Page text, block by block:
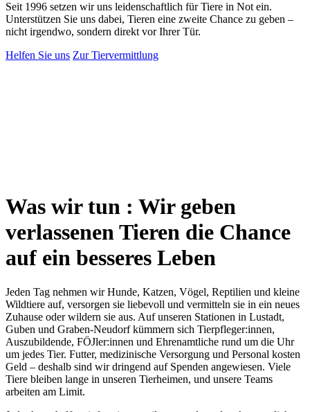
Seit 1996 setzen wir uns leidenschaftlich für Tiere in Not ein.
Unterstützen Sie uns dabei, Tieren eine zweite Chance zu geben –
nicht irgendwo, sondern direkt vor Ihrer Tür.
Helfen Sie uns Zur Tiervermittlung
Was wir tun : Wir geben
verlassenen Tieren die Chance
auf ein besseres Leben
Jeden Tag nehmen wir Hunde, Katzen, Vögel, Reptilien und kleine
Wildtiere auf, versorgen sie liebevoll und vermitteln sie in ein neues
Zuhause oder wildern sie aus. Auf unseren Stationen in Lustadt,
Guben und Graben-Neudorf kümmern sich Tierpfleger:innen,
Auszubildende, FÖJler:innen und Ehrenamtliche rund um die Uhr
um jedes Tier. Futter, medizinische Versorgung und Personal kosten
Geld – deshalb sind wir dringend auf Spenden angewiesen. Viele
Tiere bleiben lange in unseren Tierheimen, und unsere Teams
arbeiten am Limit.